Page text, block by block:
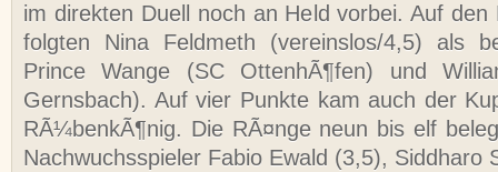
im direkten Duell noch an Held vorbei. Auf den
folgten Nina Feldmeth (vereinslos/4,5) als
Prince Wange (SC OttenhÃ¶fen) und
Gernsbach). Auf vier Punkte kam auch der
RÃ¼benkÃ¶nig. Die RÃ¤nge neun bis elf
Nachwuchsspieler Fabio Ewald (3,5), Siddharo